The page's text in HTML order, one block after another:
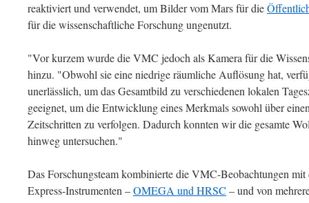
reaktiviert und verwendet, um Bilder vom Mars für die
für die wissenschaftliche Forschung ungenutzt.
"Vor kurzem wurde die VMC jedoch als Kamera für die
hinzu. "Obwohl sie eine niedrige räumliche Auflösung hat,
unerlässlich, um das Gesamtbild zu verschiedenen lokalen
geeignet, um die Entwicklung eines Merkmals sowohl über
Zeitschritten zu verfolgen. Dadurch konnten wir die gesamte
hinweg untersuchen."
Das Forschungsteam kombinierte die VMC-Beobachtungen
Express-Instrumenten –OMEGA und HRSC – und von